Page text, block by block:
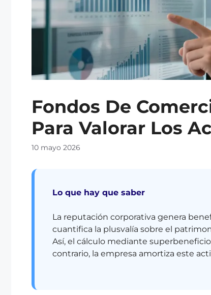
Fondos De
Para Valorar Los
10 mayo 2026
Lo que hay que saber
La reputación corporativa genera
cuantifica la plusvalía sobre el
Así, el cálculo mediante
contrario, la empresa amortiza este